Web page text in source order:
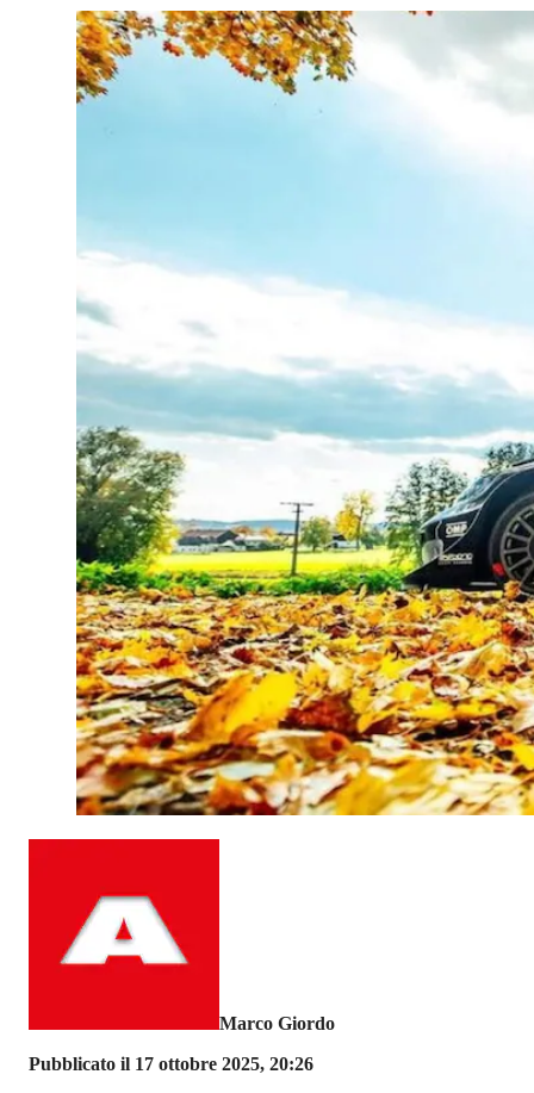
Marco Giordo
Pubblicato il 17 ottobre 2025, 20:26